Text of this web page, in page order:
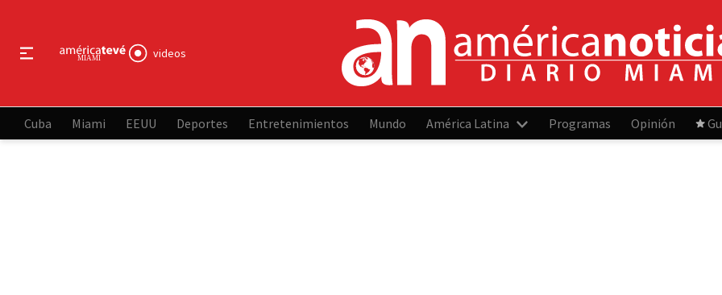
videos
Cuba Miami EEUU Deportes Entretenimientos Mundo América Latina Programas Opinión